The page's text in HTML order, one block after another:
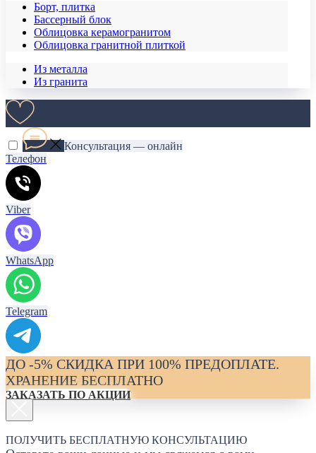
Борт, плитка
Бассерный блок
Облицовка керамогранитом
Облицовка гранитной плиткой
Из металла
Из гранита
Консультация — онлайн
Телефон
Viber
WhatsApp
Telegram
ДО -5% СКИДКА ПРИ 100% ПРЕДОПЛАТЕ.
ХРАНЕНИЕ БЕСПЛАТНО
ЗАКАЗАТЬ ПО АКЦИИ
ПОЛУЧИТЬ БЕСПЛАТНУЮ КОНСУЛЬТАЦИЮ